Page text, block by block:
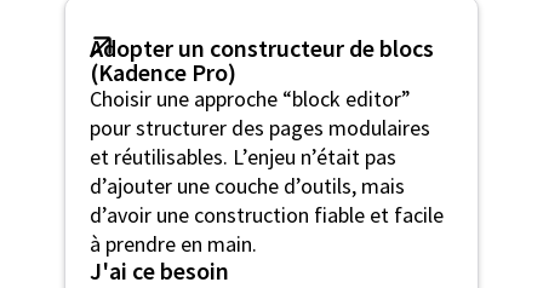
Adopter un constructeur de blocs
(Kadence Pro)
Choisir une approche “block editor”
pour structurer des pages modulaires
et réutilisables. L’enjeu n’était pas
d’ajouter une couche d’outils, mais
d’avoir une construction fiable et facile
à prendre en main.
J'ai ce besoin